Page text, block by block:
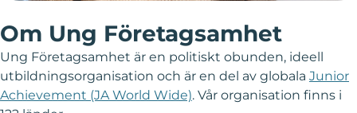
Om Ung Företagsamhet
Ung Företagsamhet är en politiskt obunden, ideell
utbildningsorganisation och är en del av globala Junior
Achievement (JA World Wide). Vår organisation finns i